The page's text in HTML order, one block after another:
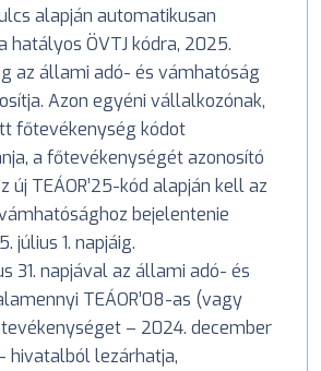
alapján automatikusan
hatályos ÖVTJ kódra, 2025.
az állami adó- és vámhatóság
Azon egyéni vállalkozónak,
főtevékenység kódot
a főtevékenységét azonosító
új TEÁOR’25-kód alapján kell az
bejelentenie
július 1. napjáig.
31. napjával az állami adó- és
TEÁOR’08-as (vagy
– 2024. december
hivatalból lezárhatja,